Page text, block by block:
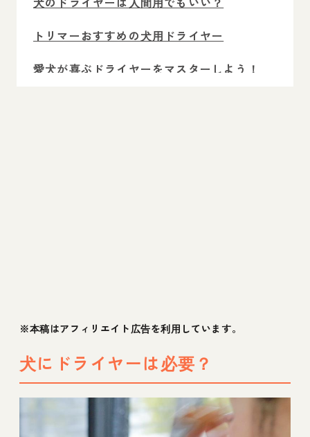
トリマーおすすめの犬用ドライヤー
愛犬が喜ぶドライヤーをマスターしよう！
※本稿はアフィリエイト広告を利用しています。
犬にドライヤーは必要？